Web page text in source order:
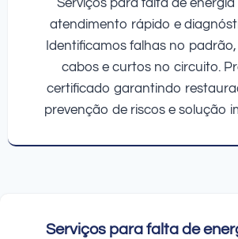
atendimento rápido e
Identificamos falhas no
cabos e curtos no circuito.
certificado garantindo
prevenção de riscos e solução
Serviços para falta de